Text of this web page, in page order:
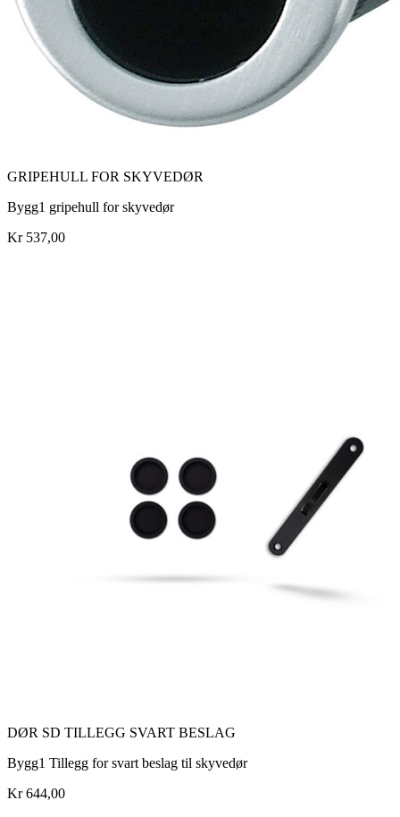
GRIPEHULL FOR SKYVEDØR
Bygg1 gripehull for skyvedør
Kr 537,00
DØR SD TILLEGG SVART BESLAG
Bygg1 Tillegg for svart beslag til skyvedør
Kr 644,00